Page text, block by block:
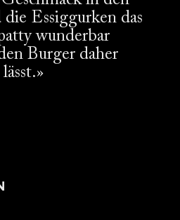
Essiggurken das
wunderbar
Burger daher